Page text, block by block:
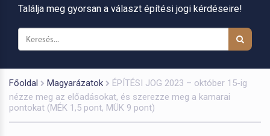
Találja meg gyorsan a választ építési jogi kérdéseire!
Főoldal Magyarázatok
ÉPÍTÉSI JOG 2023 – október 15-ig
nézze meg az előadásokat, és szerezze meg a kamarai
pontokat (MÉK 1,5 pont, MÜK 9 pont)